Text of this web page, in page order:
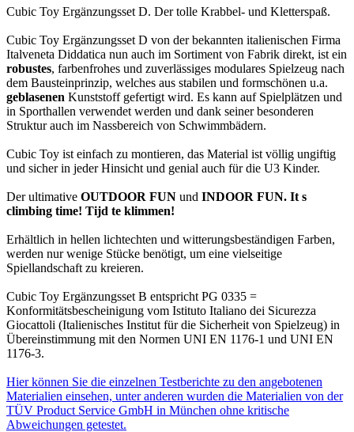
Cubic Toy Ergänzungsset D. Der tolle Krabbel- und Kletterspaß.
Cubic Toy Ergänzungsset D von der bekannten italienischen Firma
Italveneta Diddatica nun auch im Sortiment von Fabrik direkt, ist ein
robustes, farbenfrohes und zuverlässiges modulares Spielzeug nach
dem Bausteinprinzip, welches aus stabilen und formschönen u.a.
geblasenen Kunststoff gefertigt wird. Es kann auf Spielplätzen und
in Sporthallen verwendet werden und dank seiner besonderen
Struktur auch im Nassbereich von Schwimmbädern.
Cubic Toy ist einfach zu montieren, das Material ist völlig ungiftig
und sicher in jeder Hinsicht und genial auch für die U3 Kinder.
Der ultimative OUTDOOR FUN und INDOOR FUN. It s
climbing time! Tijd te klimmen!
Erhältlich in hellen lichtechten und witterungsbeständigen Farben,
werden nur wenige Stücke benötigt, um eine vielseitige
Spiellandschaft zu kreieren.
Cubic Toy Ergänzungsset B entspricht PG 0335 =
Konformitätsbescheinigung vom Istituto Italiano dei Sicurezza
Giocattoli (Italienisches Institut für die Sicherheit von Spielzeug) in
Übereinstimmung mit den Normen UNI EN 1176-1 und UNI EN
1176-3.
Hier können Sie die einzelnen Testberichte zu den angebotenen
Materialien einsehen, unter anderen wurden die Materialien von der
TÜV Product Service GmbH in München ohne kritische
Abweichungen getestet.